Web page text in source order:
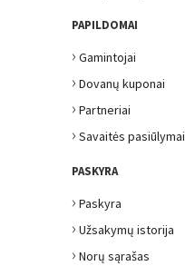
PAPILDOMAI
› Gamintojai
› Dovanų kuponai
› Partneriai
› Savaitės pasiūlymai
PASKYRA
› Paskyra
› Užsakymų istorija
› Norų sąrašas